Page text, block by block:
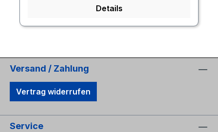
Details
Versand / Zahlung
Vertrag widerrufen
Service